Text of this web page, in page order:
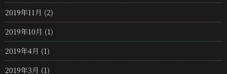
2019年11月 (2)
2019年10月 (1)
2019年4月 (1)
2019年3月 (1)